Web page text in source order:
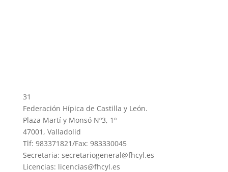
31
Federación Hípica de Castilla y León.
Plaza Martí y Monsó Nº3, 1º
47001, Valladolid
Tlf: 983371821/Fax: 983330045
Secretaria: secretariogeneral@fhcyl.es
Licencias: licencias@fhcyl.es